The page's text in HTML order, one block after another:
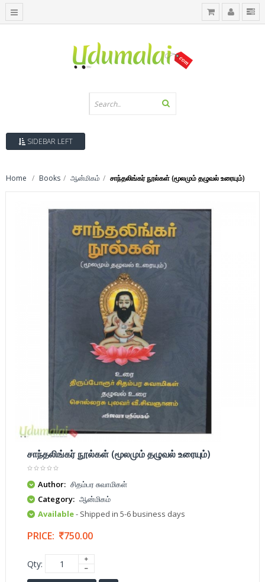
SIDEBAR LEFT
Home Books ஆன்மிகம் சாந்தலிங்கர் நூல்கள் (மூலமும் தழுவல் உரையும்)
சாந்தலிங்கர் நூல்கள் (மூலமும் தழுவல் உரையும்)
Author: சிதம்பர சுவாமிகள்
Category: ஆன்மிகம்
Available- Shipped in 5-6 business days
PRICE: 750.00
Qty: